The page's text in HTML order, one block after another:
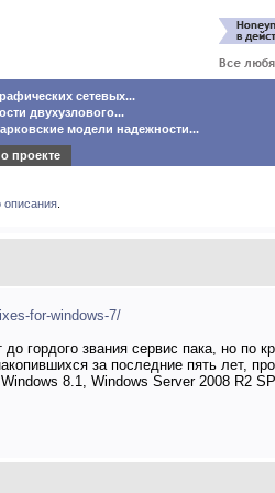
сетевых...
двухузлового...
модели надежности...
о проекте
описания
for-windows-7/
гордого звания сервис пака, но по
за последние пять лет,
8.1, Windows Server 2008 R2